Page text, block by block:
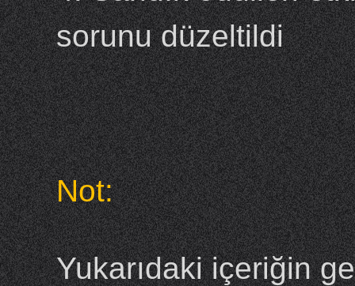
sorunu düzeltildi
Not:
Yukarıdaki içeriğin